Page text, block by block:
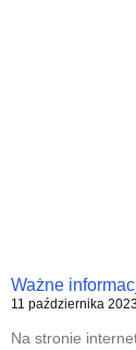
Ważne
11 października 2023
Na stronie